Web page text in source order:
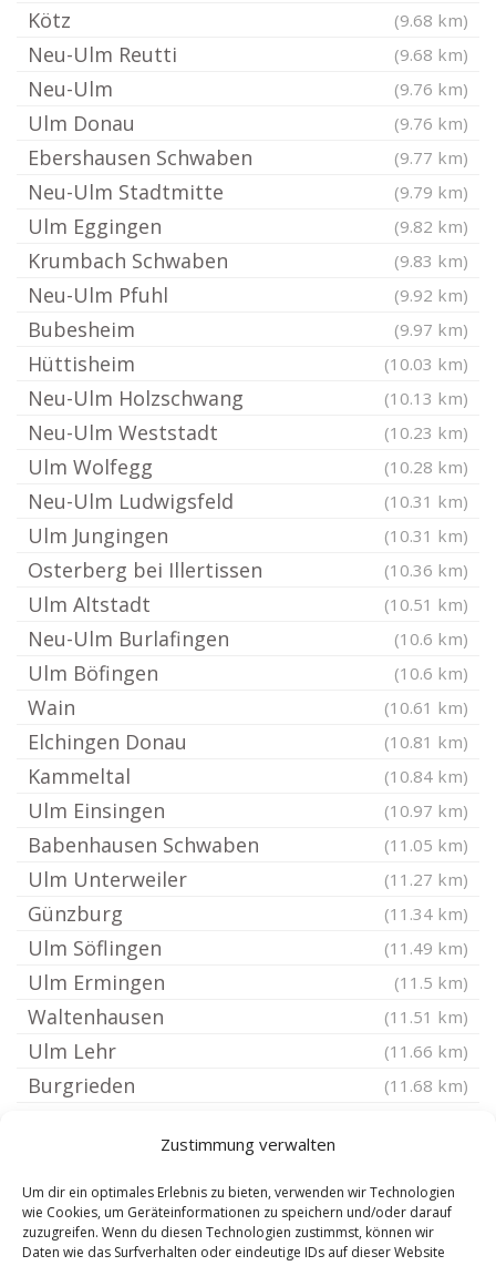
Zustimmung verwalten
Um dir ein optimales Erlebnis zu bieten, verwenden wir Technologien
wie Cookies, um Geräteinformationen zu speichern und/oder darauf
zuzugreifen. Wenn du diesen Technologien zustimmst, können wir
Daten wie das Surfverhalten oder eindeutige IDs auf dieser Website
Kötz (9.68 km)
Neu-Ulm Reutti (9.68 km)
Neu-Ulm (9.76 km)
Ulm Donau (9.76 km)
Ebershausen Schwaben (9.77 km)
Neu-Ulm Stadtmitte (9.79 km)
Ulm Eggingen (9.82 km)
Krumbach Schwaben (9.83 km)
Neu-Ulm Pfuhl (9.92 km)
Bubesheim (9.97 km)
Hüttisheim (10.03 km)
Neu-Ulm Holzschwang (10.13 km)
Neu-Ulm Weststadt (10.23 km)
Ulm Wolfegg (10.28 km)
Neu-Ulm Ludwigsfeld (10.31 km)
Ulm Jungingen (10.31 km)
Osterberg bei Illertissen (10.36 km)
Ulm Altstadt (10.51 km)
Neu-Ulm Burlafingen (10.6 km)
Ulm Böfingen (10.6 km)
Wain (10.61 km)
Elchingen Donau (10.81 km)
Kammeltal (10.84 km)
Ulm Einsingen (10.97 km)
Babenhausen Schwaben (11.05 km)
Ulm Unterweiler (11.27 km)
Günzburg (11.34 km)
Ulm Söflingen (11.49 km)
Ulm Ermingen (11.5 km)
Waltenhausen (11.51 km)
Ulm Lehr (11.66 km)
Burgrieden (11.68 km)
Ulm Mähringen
Aletshausen (12.13 km)
Kirchberg an der Iller (12.14 km)
Ulm Oberhaslach (12.17 km)